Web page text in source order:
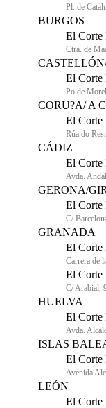
Pl. de
BURGOS
El Corte
Ctra. de
El Corte
Po de
CORU?A/ A
El Corte
Rúa do
CÁDIZ
El Corte
Avda.
GERONA/
El Corte
C/
GRANADA
El Corte
Carrera de
El Corte
C/ Arabial,
HUELVA
El Corte
Avda.
ISLAS
El Corte
Avenida
LEÓN
El Corte